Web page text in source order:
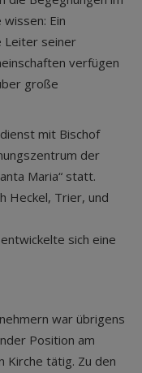
Ein
Leiter seiner
verfügen
große
mit Bischof
der
Maria“ statt.
Heckel, Trier, und
sich eine
war übrigens
Position am
Kirche tätig. Zu den